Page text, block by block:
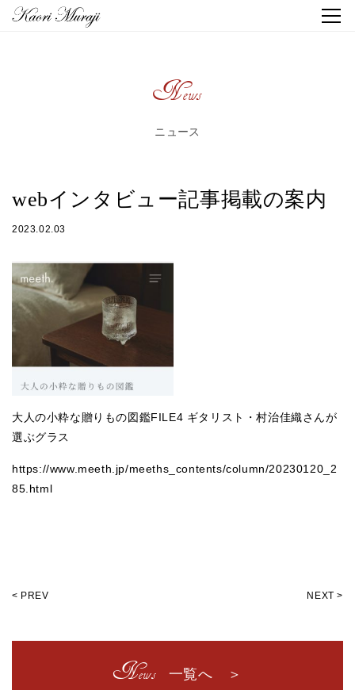
News
ニュース
webインタビュー記事掲載の案内
2023.02.03
大人の小粋な贈りもの図鑑FILE4 ギタリスト・村治佳織さんが
選ぶグラス
https://www.meeth.jp/meeths_contents/column/20230120_2
85.html
< PREV NEXT >
News 一覧へ ＞